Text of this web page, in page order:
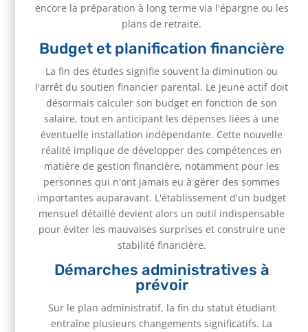
encore la préparation à long terme via l'épargne ou les
plans de retraite.
Budget et planification financière
La fin des études signifie souvent la diminution ou
l'arrêt du soutien financier parental. Le jeune actif doit
désormais calculer son budget en fonction de son
salaire, tout en anticipant les dépenses liées à une
éventuelle installation indépendante. Cette nouvelle
réalité implique de développer des compétences en
matière de gestion financière, notamment pour les
personnes qui n'ont jamais eu à gérer des sommes
importantes auparavant. L'établissement d'un budget
mensuel détaillé devient alors un outil indispensable
pour éviter les mauvaises surprises et construire une
stabilité financière.
Démarches administratives à
prévoir
Sur le plan administratif, la fin du statut étudiant
entraîne plusieurs changements significatifs. La